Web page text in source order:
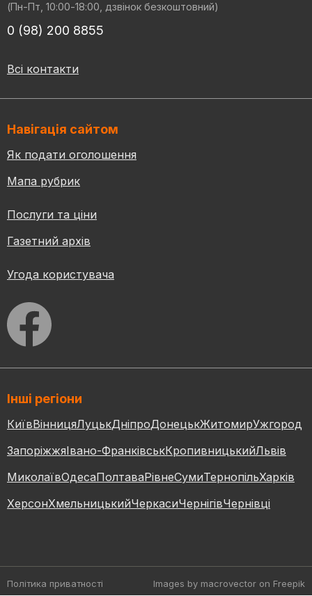
(Пн-Пт, 10:00-18:00, дзвінок безкоштовний)
0 (98) 200 8855
Всі контакти
Навігація сайтом
Як подати оголошення
Мапа рубрик
Послуги та ціни
Газетний архів
Угода користувача
Інші регіони
КиївВінницяЛуцькДніпроДонецькЖитомирУжгород
ЗапоріжжяІвано-ФранківськКропивницькийЛьвів
МиколаївОдесаПолтаваРівнеСумиТернопільХарків
ХерсонХмельницькийЧеркасиЧернігівЧернівці
Політика приватності Images by macrovector on Freepik